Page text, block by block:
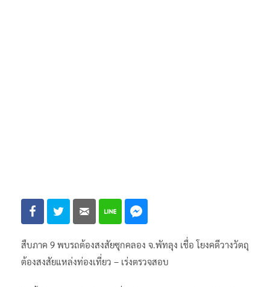
สืบภาค 9 พบรถต้องสงสัยซุกคลอง จ.พัทลุง เชื่อ โยงคดีวางวัตถุ
ต้องสงสัยแหล่งท่องเที่ยว – เร่งตรวจสอบ